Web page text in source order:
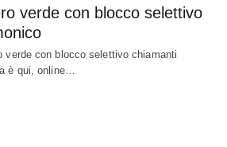
verde con blocco selettivo
verde con blocco selettivo chiamanti
è qui, online…